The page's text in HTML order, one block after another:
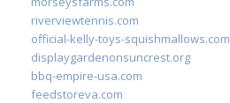
riverviewtennis.com
official-kelly-toys-squishmallows.com
displaygardenonsuncrest.org
bbq-empire-usa.com
feedstoreva.com